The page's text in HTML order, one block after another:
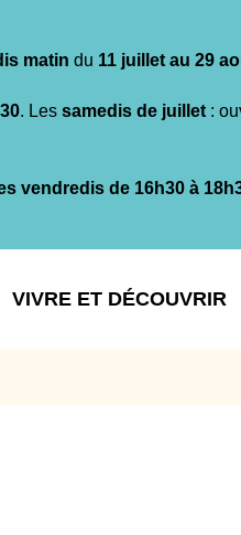
matin du 11 juillet au 29
. Les samedis de juillet :
vendredis de 16h30 à
VIVRE ET DÉCOUVRIR